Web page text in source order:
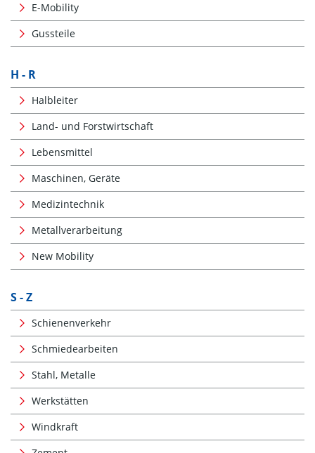
E-Mobility
Gussteile
H - R
Halbleiter
Land- und Forstwirtschaft
Lebensmittel
Maschinen, Geräte
Medizintechnik
Metallverarbeitung
New Mobility
S - Z
Schienenverkehr
Schmiedearbeiten
Stahl, Metalle
Werkstätten
Windkraft